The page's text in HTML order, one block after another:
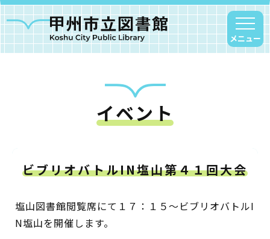
メニュー
イベント
ビブリオバトルIN塩山第４１回大会
塩山図書館閲覧席にて１７：１５～ビブリオバトルI
N塩山を開催します。
甲州市図書館について
塩山図書館
甘草屋敷子ども図書館
読書アニマシオン